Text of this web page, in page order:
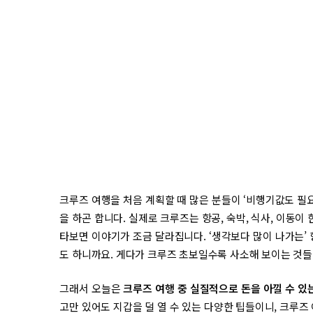
크루즈 여행을 처음 계획할 때 많은 분들이 ‘비행기값도
을 하곤 합니다. 실제로 크루즈는 항공, 숙박, 식사, 이동
타보면 이야기가 조금 달라집니다. ‘생각보다 많이 나가
도 하니까요. 게다가 크루즈 초보일수록 사소해 보이는 것
그래서 오늘은크루즈 여행 중 실질적으로 돈을 아낄 수 있
고만 있어도 지갑을 덜 열 수 있는 다양한 팁들이니, 크루